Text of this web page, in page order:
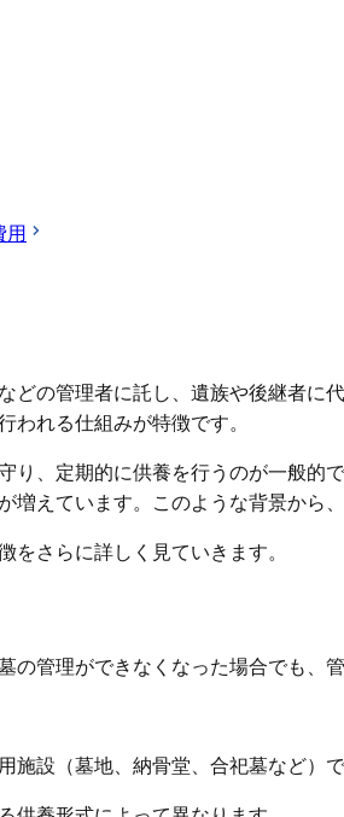
用
どの管理者に託し、遺族や後継者
われる仕組みが特徴です。
り、定期的に供養を行うのが一般
増えています。このような背景か
をさらに詳しく見ていきます。
の管理ができなくなった場合でも
施設（墓地、納骨堂、合祀墓など）で